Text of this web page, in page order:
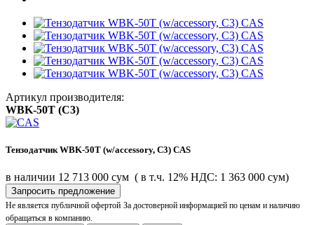
Артикул производителя:
WBK-50T (C3)
Тензодатчик WBK-50T (w/accessory, C3) CAS
в наличии 12 713 000 сум ( в т.ч. 12% НДС: 1 363 000 сум)
Запросить предложение
Не является публичной офертой За достоверной информацией по ценам и наличию
обращаться в компанию.